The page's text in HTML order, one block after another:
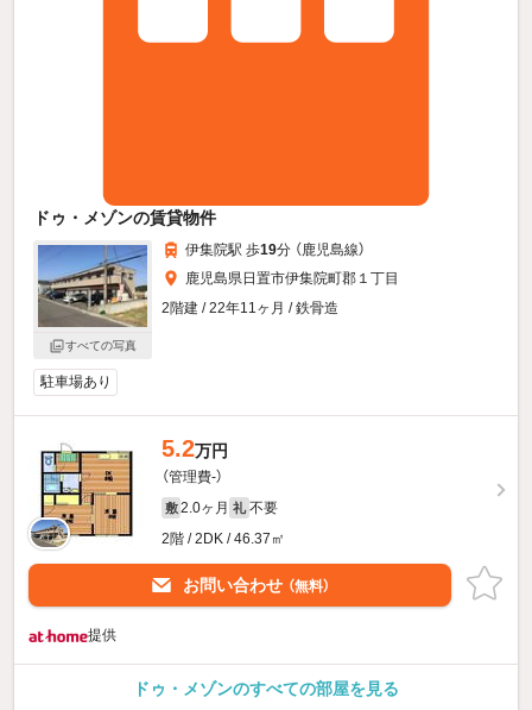
ドゥ・メゾンの賃貸物件
すべての写真
伊集院駅 歩19分 （鹿児島線）
鹿児島県日置市伊集院町郡１丁目
2階建 / 22年11ヶ月 / 鉄骨造
駐車場あり
5.2万円
（管理費-）
敷 2.0ヶ月 礼 不要
2階 / 2DK / 46.37㎡
お問い合わせ （無料）
提供
ドゥ・メゾンのすべての部屋を見る